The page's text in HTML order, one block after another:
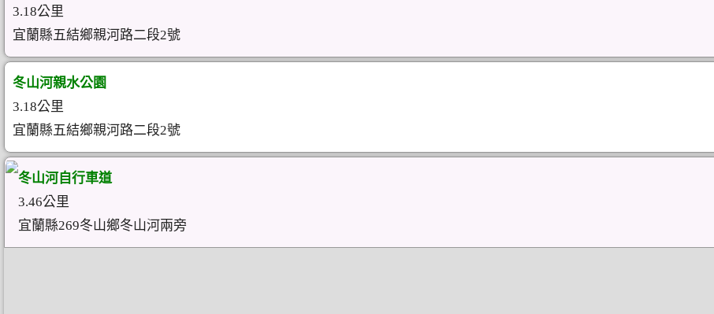
3.18公里
宜蘭縣五結鄉親河路二段2號
冬山河親水公園
3.18公里
宜蘭縣五結鄉親河路二段2號
冬山河自行車道
3.46公里
宜蘭縣269冬山鄉冬山河兩旁